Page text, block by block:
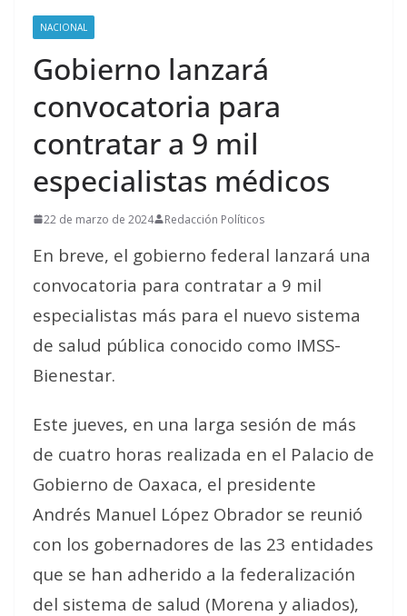
NACIONAL
Gobierno lanzará
convocatoria para
contratar a 9 mil
especialistas médicos
22 de marzo de 2024 Redacción Políticos
En breve, el gobierno federal lanzará una
convocatoria para contratar a 9 mil
especialistas más para el nuevo sistema
de salud pública conocido como IMSS-
Bienestar.
Este jueves, en una larga sesión de más
de cuatro horas realizada en el Palacio de
Gobierno de Oaxaca, el presidente
Andrés Manuel López Obrador se reunió
con los gobernadores de las 23 entidades
que se han adherido a la federalización
del sistema de salud (Morena y aliados),